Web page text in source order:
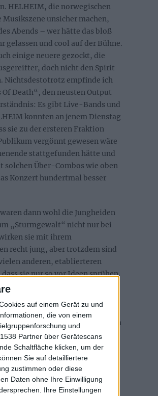
auf einem Gerät zu und
die von einem
und
Partner über Gerätescans
Schaltfläche klicken, um der
Sie auf detailliertere
zustimmen oder diese
Daten ohne Ihre Einwilligung
Ihre Einstellungen
HELHEIM, die norwegischen
unsicher machen,
Abends – wer hätte das bloß
gelassen und cool auf der Bühne.
einige neuere gezockt, die
doch nicht den Spirit
Nichtsdestotrotz empfinde ich
Of Death“, den neusten Output
Es gibt Live-Bands und
konnten an jenem Dienstag
sie zu der ersteren Fraktion
vergönnt gewesen wäre
stattgefunden hätte und
Über-Combos wie oben
Konzert hundertmal besser
dann wohl die Jungheiden
„Sturmgewalt“ nicht nur bei
sie mit ihrem
recht jung, aber trotzdem sind
anderen, etablierteren
sie nur so vor Ideen sprühen.
das letzte Lied an jenem
traten nach HELHEIM die
ich mich leider nicht wirklich
Ich hoffe, dass die
Halt machen und ich